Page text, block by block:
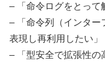
– 「命令ログをとって
– 「命令列（インター
表現し再利用したい」
– 「型安全で拡張性の